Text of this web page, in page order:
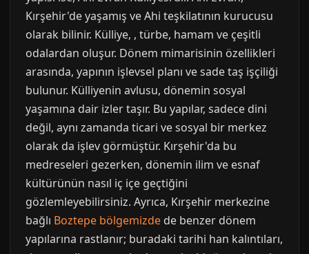
Kırşehir'de yaşamış ve Ahi teşkilatının kurucusu
olarak bilinir. Külliye, , türbe, hamam ve çeşitli
odalardan oluşur. Dönem mimarisinin özellikleri
arasında, yapının işlevsel planı ve sade taş işçiliği
bulunur. Külliyenin avlusu, dönemin sosyal
yaşamına dair izler taşır. Bu yapılar, sadece dini
değil, aynı zamanda ticari ve sosyal bir merkez
olarak da işlev görmüştür. Kırşehir'da bu
medreseleri gezerken, dönemin ilim ve esnaf
kültürünün nasıl iç içe geçtiğini
gözlemleyebilirsiniz. Ayrıca, Kırşehir merkezine
bağlı Boztepe bölgemizde de benzer dönem
yapılarına rastlanır; buradaki tarihi han kalıntıları,